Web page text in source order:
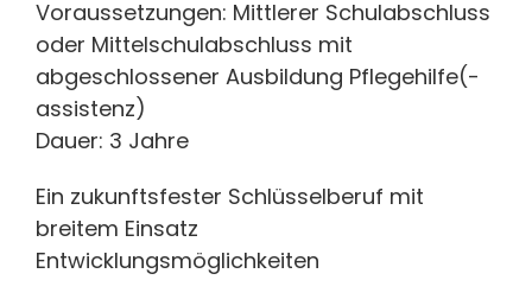
Voraussetzungen: Mittlerer Schulabschluss
oder Mittelschulabschluss mit
abgeschlossener Ausbildung Pflegehilfe(-
assistenz)
Dauer: 3 Jahre
Ein zukunftsfester Schlüsselberuf mit
breitem Einsatz
Entwicklungsmöglichkeiten